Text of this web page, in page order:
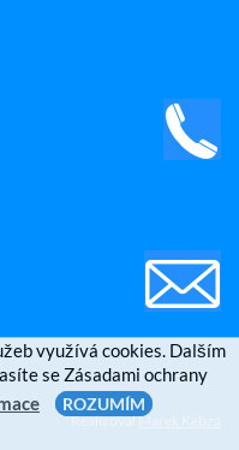
RealizovalMarek Kebza
využívá cookies. Dalším
se Zásadami ochrany
ROZUMÍM